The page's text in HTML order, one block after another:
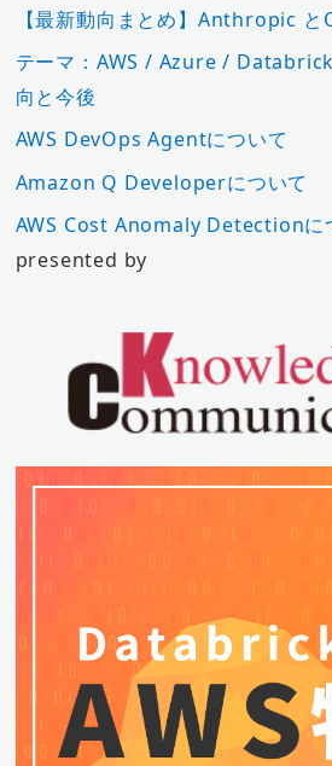
【最新動向まとめ】Anthropic と
テーマ：AWS / Azure /
向と今後
AWS DevOps Agentについて
Amazon Q Developerについて
AWS Cost Anomaly Detectionに
presented by